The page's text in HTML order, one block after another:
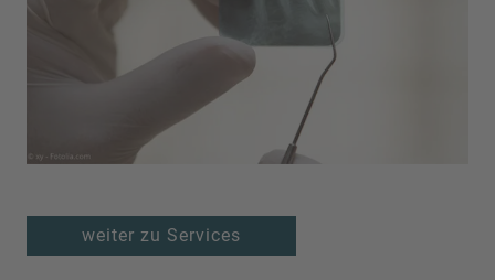
weiter zu Services